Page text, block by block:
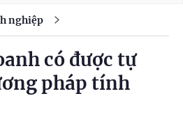
nghiệp
có được tự
pháp tính